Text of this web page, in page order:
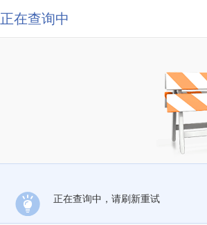
正在查询中
正在查询中，请刷新重试